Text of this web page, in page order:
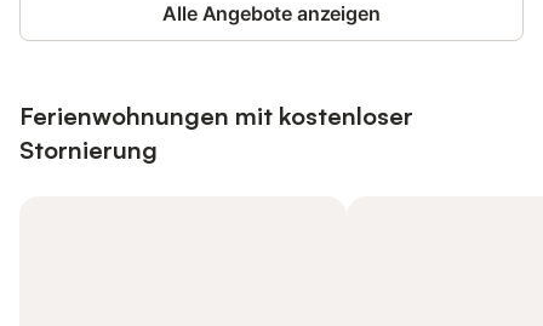
Alle Angebote anzeigen
Ferienwohnungen mit kostenloser
Stornierung